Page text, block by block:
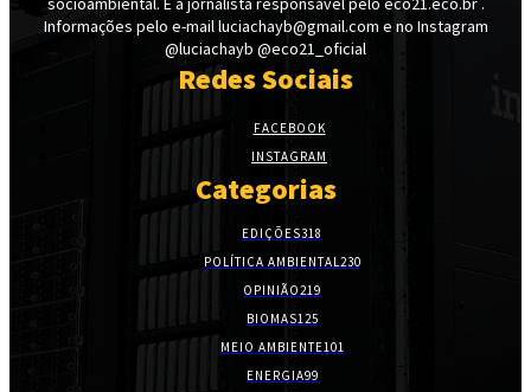
Informações pelo e-mail luciachayb@gmail.com e no Instagram
@luciachayb @eco21_oficial
Redes Sociais
FACEBOOK
INSTAGRAM
Categorias
EDIÇÕES318
POLÍTICA AMBIENTAL230
OPINIÃO219
BIOMAS125
MEIO AMBIENTE101
ENERGIA99